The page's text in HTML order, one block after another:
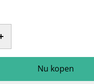
Nu kopen